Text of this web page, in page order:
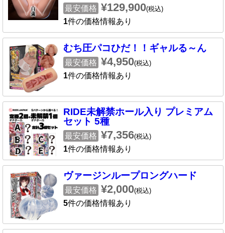
最安価格 ¥129,900(税込)
1件の価格情報あり
むち圧パコひだ！！ギャルる～ん
最安価格 ¥4,950(税込)
1件の価格情報あり
RIDE未解禁ホール入り プレミアム
セット 5種
最安価格 ¥7,356(税込)
1件の価格情報あり
ヴァージンループロングハード
最安価格 ¥2,000(税込)
5件の価格情報あり